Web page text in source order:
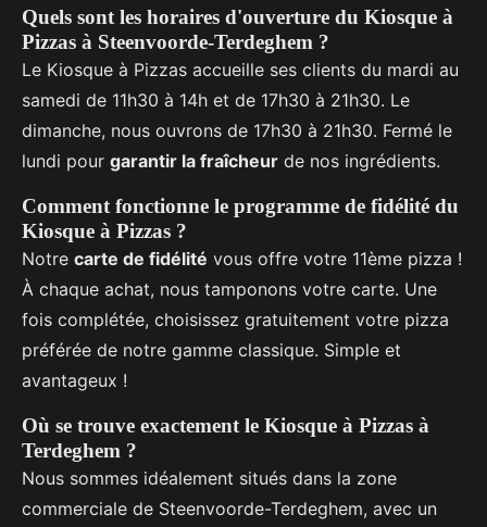
Quels sont les horaires d'ouverture du Kiosque à
Pizzas à Steenvoorde-Terdeghem ?
Le Kiosque à Pizzas accueille ses clients du mardi au
samedi de 11h30 à 14h et de 17h30 à 21h30. Le
dimanche, nous ouvrons de 17h30 à 21h30. Fermé le
lundi pour garantir la fraîcheur de nos ingrédients.
Comment fonctionne le programme de fidélité du
Kiosque à Pizzas ?
Notre carte de fidélité vous offre votre 11ème pizza !
À chaque achat, nous tamponons votre carte. Une
fois complétée, choisissez gratuitement votre pizza
préférée de notre gamme classique. Simple et
avantageux !
Où se trouve exactement le Kiosque à Pizzas à
Terdeghem ?
Nous sommes idéalement situés dans la zone
commerciale de Steenvoorde-Terdeghem, avec un